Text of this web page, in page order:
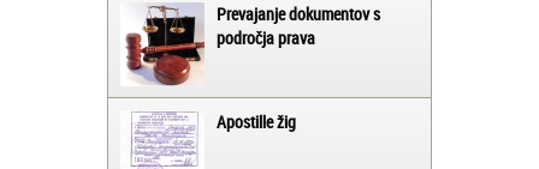
Prevajanje dokumentov s
področja prava
Apostille žig